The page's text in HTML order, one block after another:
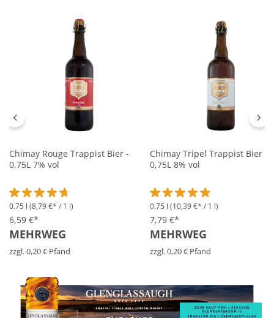
Chimay Rouge Trappist Bier -
0,75L 7% vol
Durchschnittliche Bewertung von 4.6 von 5 Sternen
0.75 l (8,79 €* / 1 l)
6,59 €*
MEHRWEG
zzgl. 0,20 € Pfand
Chimay Tripel Trappist Bier -
0,75L 8% vol
Durchschnittliche
0.75 l (10,39 €* / 1 l)
7,79 €*
MEHRWEG
zzgl. 0,20 € Pfand